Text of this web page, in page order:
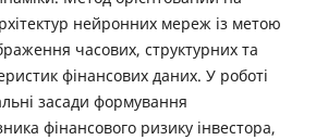
нейронних мереж із метою
часових, структурних та
фінансових даних. У роботі
засади формування
фінансового ризику інвестора,